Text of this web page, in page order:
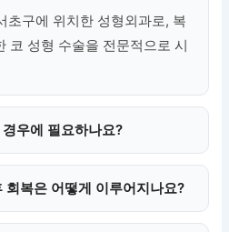
초구에 위치한 성형외과로, 복
코 성형 수술을 전문적으로 시
우에 필요하나요?
회복은 어떻게 이루어지나요?